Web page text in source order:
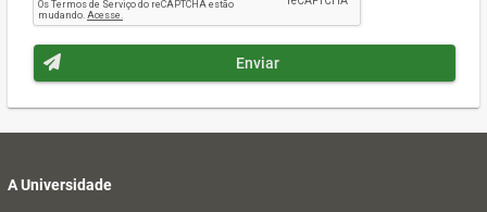
Enviar
A Universidade